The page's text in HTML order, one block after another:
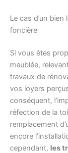
Le cas d’un
foncière
Si vous êtes
meublée,
travaux de
vos loyers
conséquent,
réfection de la
remplacement
encore
cependant, les